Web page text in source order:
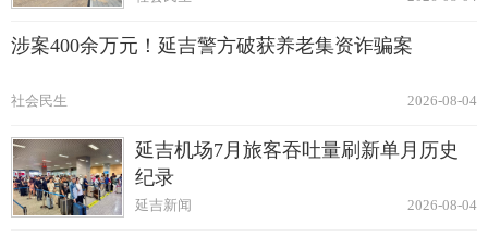
涉案400余万元！延吉警方破获养老集资诈骗案
2026-08-04
社会民生
延吉机场7月旅客吞吐量刷新单月历史
纪录
2026-08-04
延吉新闻